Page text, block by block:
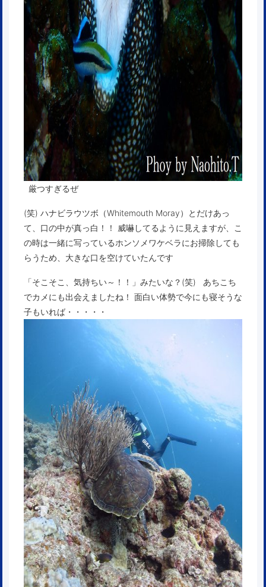
厳つすぎるぜ
(笑) ハナビラウツボ（Whitemouth Moray）とだけあっ
て、口の中が真っ白！！ 威嚇してるように見えますが、こ
の時は一緒に写っているホンソメワケベラにお掃除しても
らうため、大きな口を空けていたんです
「そこそこ、気持ちい～！！」みたいな？(笑) あちこち
でカメにも出会えましたね！ 面白い体勢で今にも寝そうな
子もいれば・・・・・